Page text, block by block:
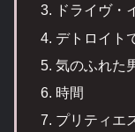
ドライヴ・
デトロイト
気のふれた
時間
プリティエ